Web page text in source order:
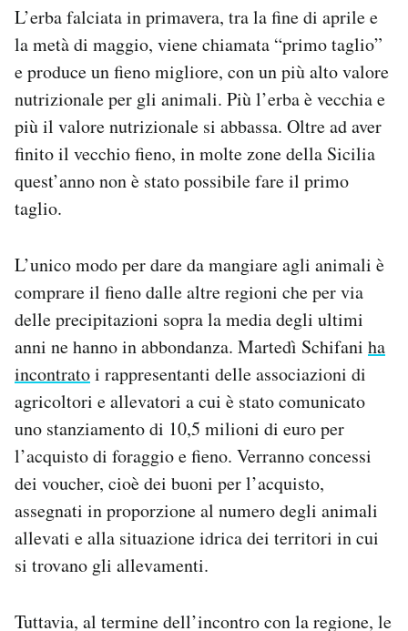
L’erba falciata in primavera, tra la fine di aprile e
la metà di maggio, viene chiamata “primo taglio”
e produce un fieno migliore, con un più alto valore
nutrizionale per gli animali. Più l’erba è vecchia e
più il valore nutrizionale si abbassa. Oltre ad aver
finito il vecchio fieno, in molte zone della Sicilia
quest’anno non è stato possibile fare il primo
taglio.
L’unico modo per dare da mangiare agli animali è
comprare il fieno dalle altre regioni che per via
delle precipitazioni sopra la media degli ultimi
anni ne hanno in abbondanza. Martedì Schifani ha
incontratoi rappresentanti delle associazioni di
agricoltori e allevatori a cui è stato comunicato
uno stanziamento di 10,5 milioni di euro per
l’acquisto di foraggio e fieno. Verranno concessi
dei voucher, cioè dei buoni per l’acquisto,
assegnati in proporzione al numero degli animali
allevati e alla situazione idrica dei territori in cui
si trovano gli allevamenti.
Tuttavia, al termine dell’incontro con la regione, le